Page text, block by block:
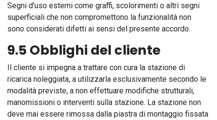
Segni d’uso esterni come graffi, scolorimenti o altri segni
superficiali che non compromettono la funzionalità non
sono considerati difetti ai sensi del presente accordo.
9.5 Obblighi del cliente
Il cliente si impegna a trattare con cura la stazione di
ricarica noleggiata, a utilizzarla esclusivamente secondo le
modalità previste, a non effettuare modifiche strutturali,
manomissioni o interventi sulla stazione. La stazione non
deve mai essere rimossa dalla piastra di montaggio fissata